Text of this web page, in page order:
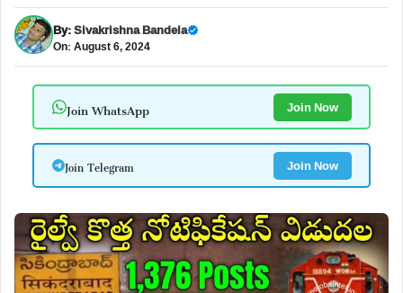
By:Sivakrishna Bandela
On: August 6, 2024
Join WhatsApp Join Now
Join Telegram Join Now